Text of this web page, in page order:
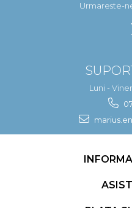
Urmareste-
Luni -